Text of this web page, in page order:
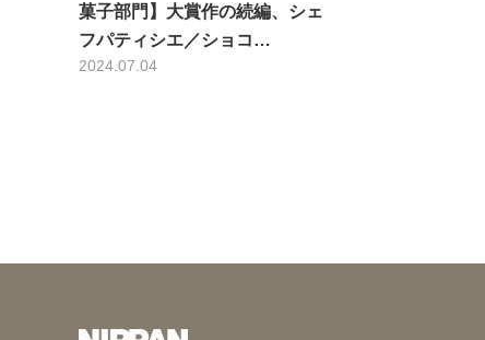
菓子部門】大賞作の続編、シェ
フパティシエ／ショコ…
2024.07.04